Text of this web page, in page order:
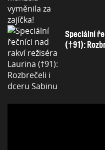
Speciální
(†91):